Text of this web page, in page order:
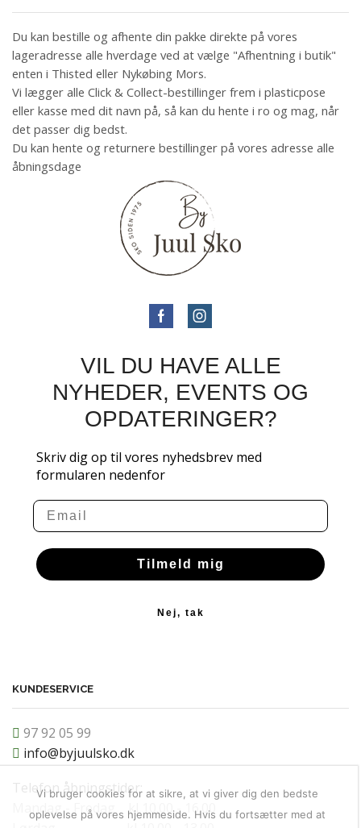
Du kan bestille og afhente din pakke direkte på vores
lageradresse alle hverdage ved at vælge "Afhentning i butik"
enten i Thisted eller Nykøbing Mors.
Vi lægger alle Click & Collect-bestillinger frem i plasticpose
eller kasse med dit navn på, så kan du hente i ro og mag, når
det passer dig bedst.
Du kan hente og returnere bestillinger på vores adresse alle
åbningsdage
VIL DU HAVE ALLE
NYHEDER, EVENTS OG
OPDATERINGER?
Skriv dig op til vores nyhedsbrev med
formularen nedenfor
Email
Tilmeld mig
Nej, tak
KUNDESERVICE
97 92 05 99
info@byjuulsko.dk
Telefon åbningstider:
Mandag - Fredag kl 10.00 - 16.00
Vi bruger cookies for at sikre, at vi giver dig den bedste
oplevelse på vores hjemmeside. Hvis du fortsætter med at